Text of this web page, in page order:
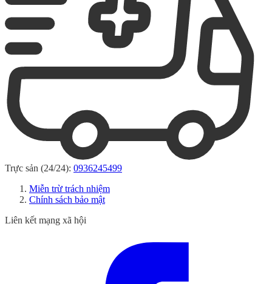
Trực sản (24/24): 0936245499
Miễn trừ trách nhiệm
Chính sách bảo mật
Liên kết mạng xã hội